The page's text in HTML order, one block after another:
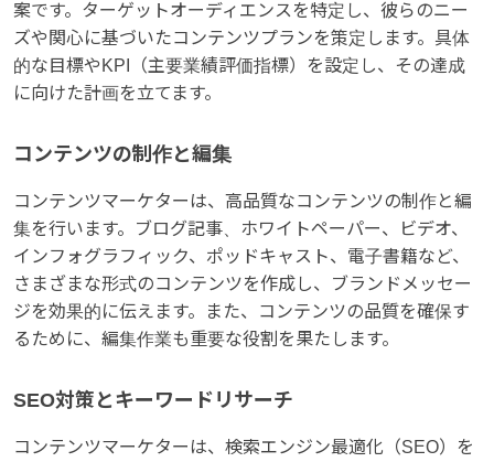
案です。ターゲットオーディエンスを特定し、彼らのニー
ズや関心に基づいたコンテンツプランを策定します。具体
的な目標やKPI（主要業績評価指標）を設定し、その達成
に向けた計画を立てます。
コンテンツの制作と編集
コンテンツマーケターは、高品質なコンテンツの制作と編
集を行います。ブログ記事、ホワイトペーパー、ビデオ、
インフォグラフィック、ポッドキャスト、電子書籍など、
さまざまな形式のコンテンツを作成し、ブランドメッセー
ジを効果的に伝えます。また、コンテンツの品質を確保す
るために、編集作業も重要な役割を果たします。
SEO対策とキーワードリサーチ
コンテンツマーケターは、検索エンジン最適化（SEO）を